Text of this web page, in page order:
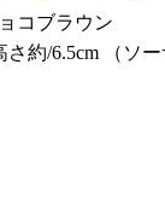
コブラウン
さ約/6.5cm （ソ